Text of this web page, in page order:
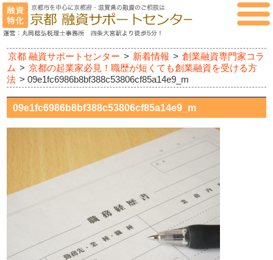
京都 融資サポートセンター > 新着情報 > 創業融資専門家コラ
ム > 京都の起業家必見！職歴が短くても創業融資を受ける方
法 >09e1fc6986b8bf388c53806cf85a14e9_m
09e1fc6986b8bf388c53806cf85a14e9_m